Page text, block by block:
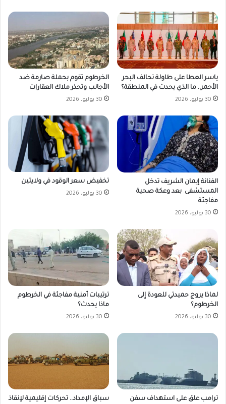
ياسر العطا على طاولة تحالف البحر
الأحمر.. ما الذي يحدث في المنطقة؟
30 يوليو، 2026
الخرطوم تقوم بحملة صارمة ضد
الأجانب وتحذر ملاك العقارات
30 يوليو، 2026
الفنانة إيمان الشريف تدخل
المستشفى بعد وعكة صحية
مفاجئة
30 يوليو، 2026
تخفيض سعر الوقود في ولايتين
30 يوليو، 2026
لماذا يروج حميدتي للعودة إلى
الخرطوم؟
30 يوليو، 2026
ترتيبات أمنية مفاجئة في الخرطوم
ماذا يحدث؟
30 يوليو، 2026
ترامب علق على استهداف سفن
سباق الإمداد.. تحركات إقليمية لإنقاذ